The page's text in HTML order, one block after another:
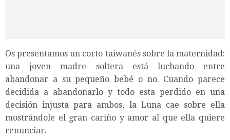
Os presentamos un corto taiwanés sobre la maternidad:
una joven madre soltera está luchando entre
abandonar a su pequeño bebé o no. Cuando parece
decidida a abandonarlo y todo esta perdido en una
decisión injusta para ambos, la Luna cae sobre ella
mostrándole el gran cariño y amor al que ella quiere
renunciar.